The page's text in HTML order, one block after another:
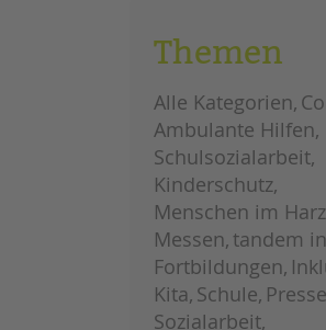
Impressum
Datenschutz
Hinweisgebersystem
Intranet
SuchenThemen
Alle Kategorien
Ambulante Hilfen
Schulsozialarbeit
Kinderschutz
Menschen im
Messen tandem
Fortbildungen
Kita Schule Presse
Sozialarbeit